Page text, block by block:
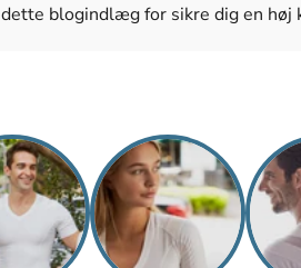
dette blogindlæg for sikre dig en høj